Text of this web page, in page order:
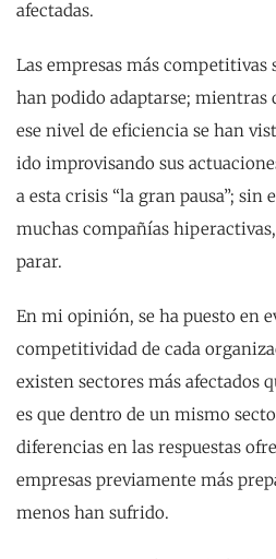
afectadas.
Las empresas más competitivas
han podido adaptarse; mientras
ese nivel de eficiencia se han
ido improvisando sus
a esta crisis “la gran pausa”; sin
muchas compañías
parar.
En mi opinión, se ha puesto en
competitividad de cada
existen sectores más afectados
es que dentro de un mismo
diferencias en las respuestas
empresas previamente más
menos han sufrido.